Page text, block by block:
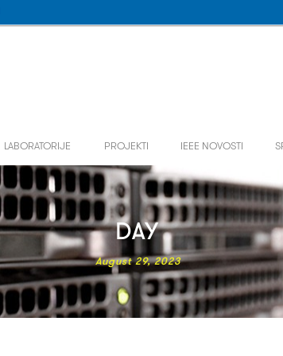
LABORATORIJE PROJEKTI IEEE NOVOSTI
DAY
August 29, 2023